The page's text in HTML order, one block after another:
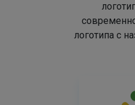
логотипа с